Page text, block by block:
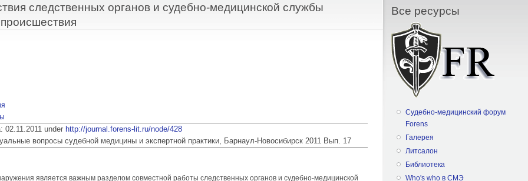
следственных органов и судебно-медицинской службы
02.11.2011 under http://journal.forens-lit.ru/node/428
вопросы судебной медицины и экспертной практики, Барнаул-Новосибирск 2011 Вып. 17
является важным разделом совместной работы следственных органов и судебно-медицинской
Все ресурсы
Судебно-медицинский форум
Forens
Галерея
Литсалон
Библиотека
Who's who в СМЭ